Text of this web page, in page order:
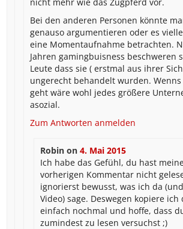
Bei den anderen Personen könnte
genauso argumentieren oder es
eine Momentaufnahme betrachten.
Jahren gamingbuisness beschweren
Leute dass sie ( erstmal aus ihrer
ungerecht behandelt wurden. Wenns
geht wäre wohl jedes größere
asozial.
Zum Antworten anmelden
Robinon 4. Mai 2015
Ich habe das Gefühl, du hast
vorherigen Kommentar nicht
ignorierst bewusst, was ich da
Video) sage. Deswegen kopiere ich
einfach nochmal und hoffe, dass
zumindest zu lesen versuchst ;)